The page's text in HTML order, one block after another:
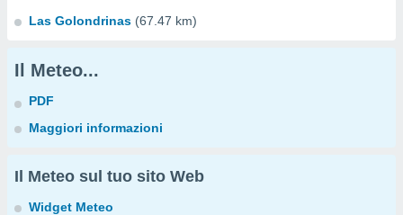
Las Golondrinas (67.47 km)
Il Meteo...
PDF
Maggiori informazioni
Il Meteo sul tuo sito Web
Widget Meteo